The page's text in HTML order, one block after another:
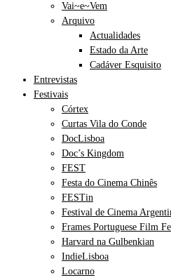
Vai~e~Vem
Arquivo
Actualidades
Estado da Arte
Cadáver Esquisito
Entrevistas
Festivais
Córtex
Curtas Vila do Conde
DocLisboa
Doc’s Kingdom
FEST
Festa do Cinema Chinês
FESTin
Festival de Cinema
Frames Portuguese Film
Harvard na Gulbenkian
IndieLisboa
Locarno